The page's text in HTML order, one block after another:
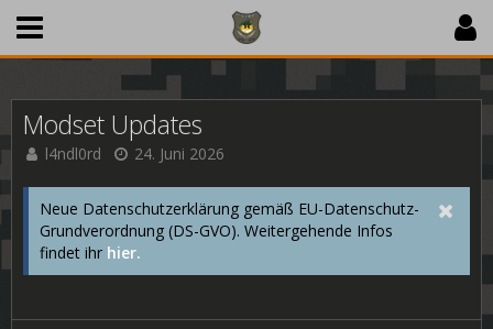
Modset Updates
l4ndl0rd 24. Juni 2026
Neue Datenschutzerklärung gemäß EU-Datenschutz-
Grundverordnung (DS-GVO). Weitergehende Infos
findet ihr hier.